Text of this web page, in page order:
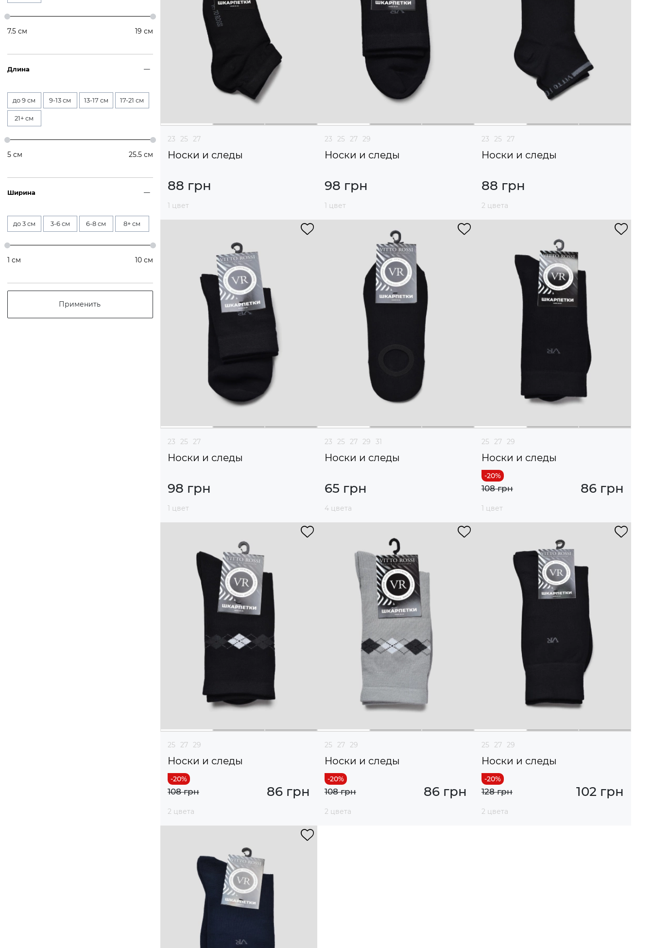
7.5 см 19 см
Длина
до 9 см 9-13 см 13-17 см 17-21 см
21+ см
5 см 25.5 см
Ширина
до 3 см 3-6 см 6-8 см 8+ см
1 см 10 см
Применить
23 25 27
Носки и следы
88 грн
1 цвет
23 25 27 29
Носки и следы
98 грн
1 цвет
23 25 27
Носки и следы
88 грн
2 цвета
23 25 27
Носки и следы
98 грн
1 цвет
23 25 27 29 31
Носки и следы
65 грн
4 цвета
25 27 29
Носки и следы
86 грн
108 грн
1 цвет
25 27 29
Носки и следы
86 грн
108 грн
2 цвета
25 27 29
Носки и следы
86 грн
108 грн
2 цвета
25 27 29
Носки и следы
102 грн
128 грн
2 цвета